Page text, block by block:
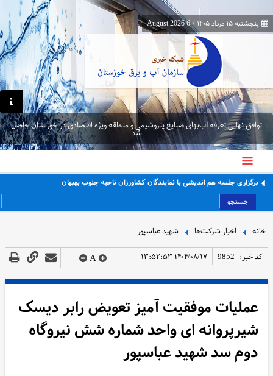
پنجشنبه ۱۵ مرداد ۱۴۰۵ /
6 August 2026
توافق نهایی تعرفه آب‌بهای صنایع پتروشیمی و منطقه ویژه اقتصادی در خوزستان حاصل
شد
برگزاری جلسه هم اندیشی با نمایندگان کشاورزان ناحیه جنوب بهبهان
جستجو
خانه اخبار شرکت‌ها شهید عباسپور
کد خبر: 9852 ۱۴۰۴/۰۸/۱۷ ۱۳:۵۲:۵۳ A
عملیات موفقیت آمیز تعویض رابر دیسک
شیرپروانه ای واحد شماره شش نیروگاه
دوم سد شهید عباسپور